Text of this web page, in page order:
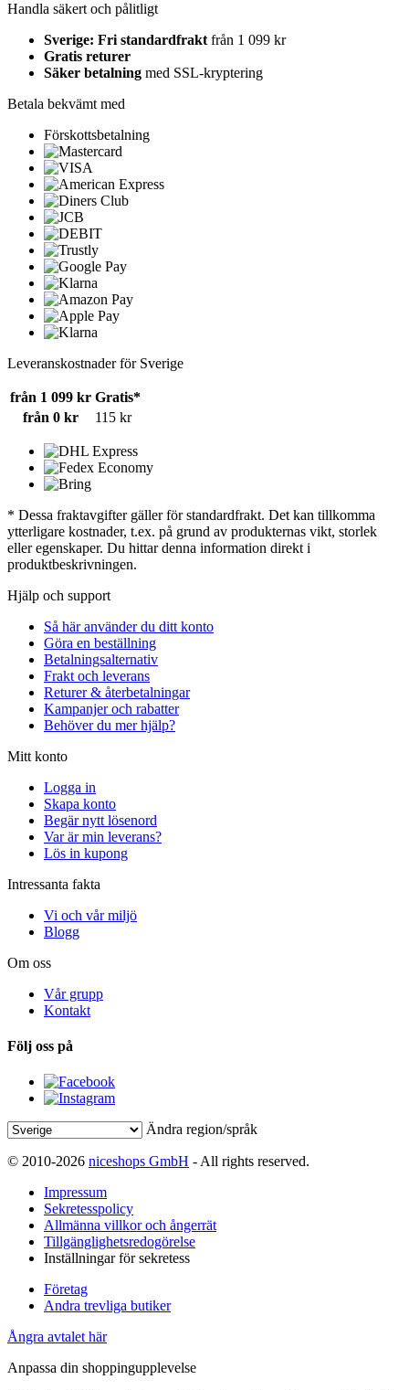
Handla säkert och pålitligt
Sverige: Fri standardfrakt från 1 099 kr
Gratis returer
Säker betalning med SSL-kryptering
Betala bekvämt med
Förskottsbetalning
Leveranskostnader för Sverige
från 1 099 kr Gratis*
från 0 kr
115 kr
* Dessa fraktavgifter gäller för standardfrakt. Det kan tillkomma
ytterligare kostnader, t.ex. på grund av produkternas vikt, storlek
eller egenskaper. Du hittar denna information direkt i
produktbeskrivningen.
Hjälp och support
Så här använder du ditt konto
Göra en beställning
Betalningsalternativ
Frakt och leverans
Returer & återbetalningar
Kampanjer och rabatter
Behöver du mer hjälp?
Mitt konto
Logga in
Skapa konto
Begär nytt lösenord
Var är min leverans?
Lös in kupong
Intressanta fakta
Vi och vår miljö
Blogg
Om oss
Vår grupp
Kontakt
Följ oss på
Ändra region/språk
© 2010-2026 niceshops GmbH - All rights reserved.
Impressum
Sekretesspolicy
Allmänna villkor och ångerrät
Tillgänglighetsredogörelse
Inställningar för sekretess
Företag
Andra trevliga butiker
Ångra avtalet här
Anpassa din shoppingupplevelse